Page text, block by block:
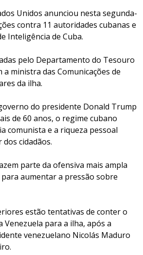
Unidos anunciou nesta segunda-
contra 11 autoridades cubanas e
Inteligência de Cuba.
pelo Departamento do Tesouro
ministra das Comunicações de
da ilha.
do presidente Donald Trump
de 60 anos, o regime cubano
comunista e a riqueza pessoal
cidadãos.
parte da ofensiva mais ampla
aumentar a pressão sobre
estão tentativas de conter o
Venezuela para a ilha, após a
venezuelano Nicolás Maduro